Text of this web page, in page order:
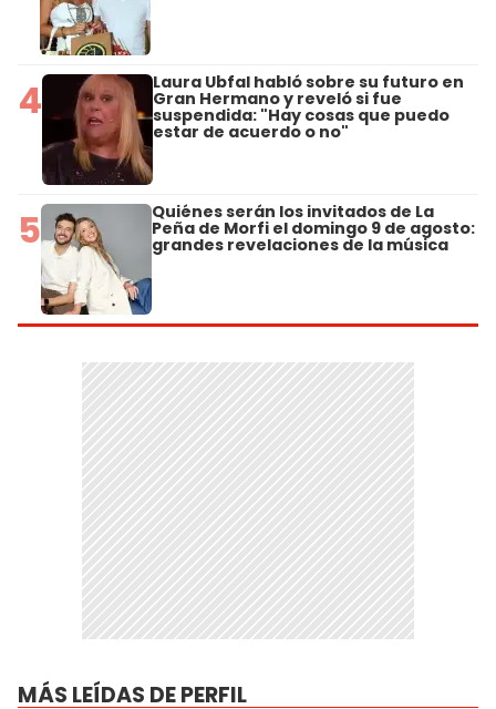
4 Laura Ubfal habló sobre su futuro en
Gran Hermano y reveló si fue
suspendida: "Hay cosas que puedo
estar de acuerdo o no"
5 Quiénes serán los invitados de La
Peña de Morfi el domingo 9 de agosto:
grandes revelaciones de la música
MÁS LEÍDAS DE PERFIL